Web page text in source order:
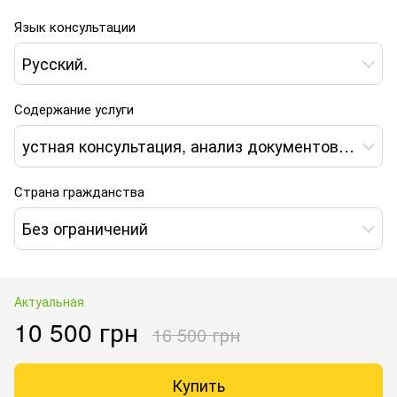
Язык консультации
Русский.
Содержание услуги
устная консультация, анализ документов, экспертное заключение, формирование пакета документов, дистанционное сопровождение получения вида на жительство
Страна гражданства
Без ограничений
Актуальная
10 500 грн 16 500 грн
Купить